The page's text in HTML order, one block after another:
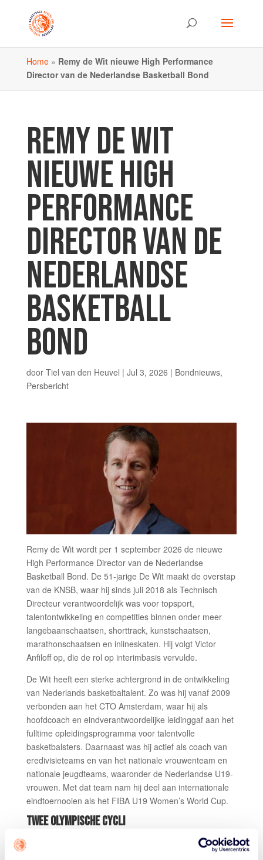
Home» Remy de Wit nieuwe High Performance
Director van de Nederlandse Basketball Bond
REMY DE WIT
NIEUWE HIGH
PERFORMANCE
DIRECTOR VAN DE
NEDERLANDSE
BASKETBALL
BOND
door Tiel van den Heuvel | Jul 3, 2026 | Bondnieuws,
Persbericht
Remy de Wit wordt per 1 september 2026 de nieuwe
High Performance Director van de Nederlandse
Basketball Bond. De 51-jarige De Wit maakt de overstap
van de KNSB, waar hij sinds juli 2018 als Technisch
Directeur verantwoordelijk was voor topsport,
talentontwikkeling en competities binnen onder meer
langebaanschaatsen, shorttrack, kunstschaatsen,
marathonschaatsen en inlineskaten. Hij volgt Victor
Anfiloff op, die de rol op interimbasis vervulde.
De Wit heeft een sterke achtergrond in de ontwikkeling
van Nederlands basketbaltalent. Zo was hij vanaf 2009
verbonden aan het CTO Amsterdam, waar hij als
hoofdcoach en eindverantwoordelijke leidinggaf aan het
fulltime opleidingsprogramma voor talentvolle
basketbalsters. Daarnaast was hij actief als coach van
eredivisieteams en van het nationale vrouwenteam en
nationale jeugdteams, waaronder de Nederlandse U19-
vrouwen. Met dat team nam hij deel aan internationale
eindtoernooien als het FIBA U19 Women’s World Cup.
TWEE OLYMPISCHE CYCLI
Met de komst van De Wit haalt de NBB een zeer
ervaren topsportbestuurder in huis. Gedurende zijn